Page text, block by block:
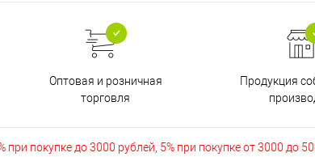
Оптовая и розничная
торговля
Продукция
покупке до 3000 рублей, 5% при покупке от 3000 до